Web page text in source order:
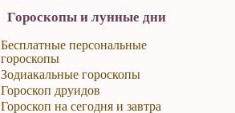
Гороскопы и лунные дни
Бесплатные персональные
гороскопы
Зодиакальные гороскопы
Гороскоп друидов
Гороскоп на сегодня и завтра